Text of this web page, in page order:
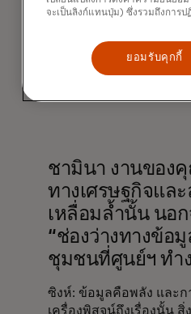
วิทยาศาสตร์ข้อมูลเพื่อผ
ทีมข่าวของ
data.org เกี่ยวกับการ
ที่เพิ่งเริ่มต้น เหตุใดคว
ชามินา งานของ
ทางเศรษฐกิจแล
เหลื่อมล้ำนั้น นอ
“ช่องว่างทางข้อ
ชุมชนที่ศูนย์ฯ ทำ
ซิงห์: ข้อมูลคือพลัง และก
เครื่องพิสูจน์ถึงเรื่องนั้น
จะเป็นลิงก์แทนปุ่ม) ซึ่งรวมถึงการ
ยอมรับคุกกี้